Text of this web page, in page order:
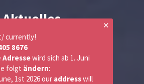
Aktuelles
✕
currently!
8676
Adressewird sich ab 1. Juni
folgt ändern:
1st 2026 our addresswill